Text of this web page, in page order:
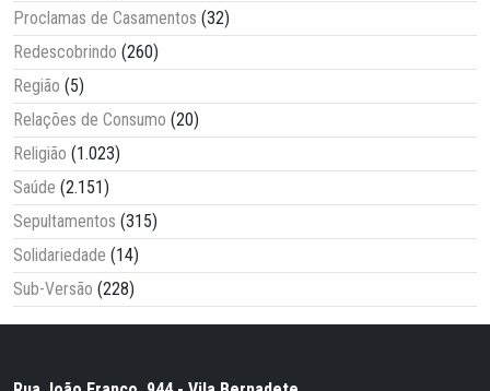
Proclamas de Casamentos (32)
Redescobrindo (260)
Região (5)
Relações de Consumo (20)
Religião (1.023)
Saúde (2.151)
Sepultamentos (315)
Solidariedade (14)
Sub-Versão (228)